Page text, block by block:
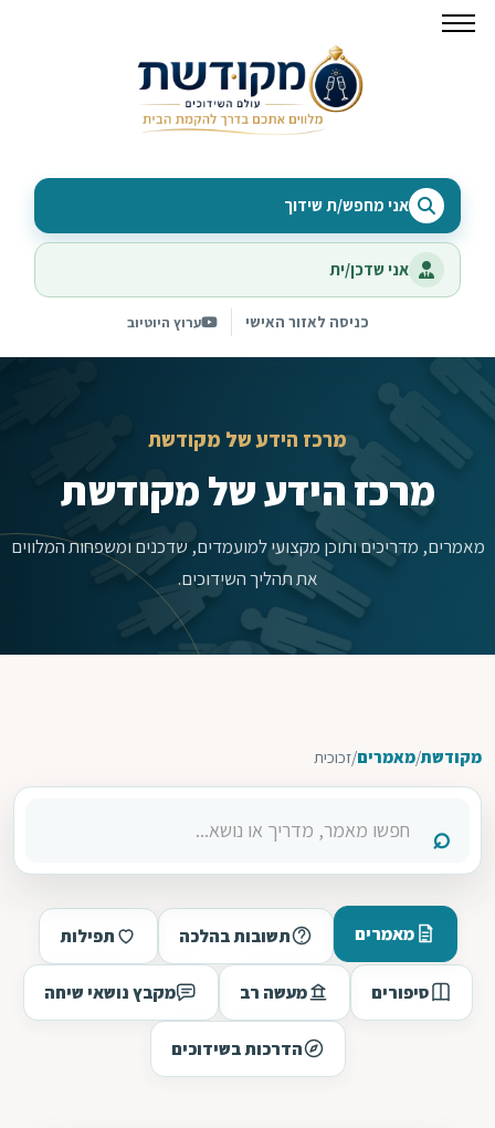
אני מחפש/ת שידוך
אני שדכן/ית
כניסה לאזור האישי ערוץ היוטיוב
מרכז הידע של מקודשת
מרכז הידע של מקודשת
מאמרים, מדריכים ותוכן מקצועי למועמדים, שדכנים ומשפחות המלווים
את תהליך השידוכים.
מקודשת/מאמרים/זכוכית
מאמרים תשובות בהלכה תפילות
סיפורים מעשה רב מקבץ נושאי שיחה
הדרכות בשידוכים